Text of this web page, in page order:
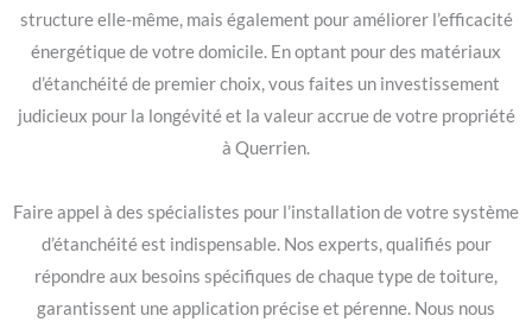
structure elle-même, mais également pour améliorer l’efficacité
énergétique de votre domicile. En optant pour des matériaux
d’étanchéité de premier choix, vous faites un investissement
judicieux pour la longévité et la valeur accrue de votre propriété
à Querrien.
Faire appel à des spécialistes pour l’installation de votre système
d’étanchéité est indispensable. Nos experts, qualifiés pour
répondre aux besoins spécifiques de chaque type de toiture,
garantissent une application précise et pérenne. Nous nous